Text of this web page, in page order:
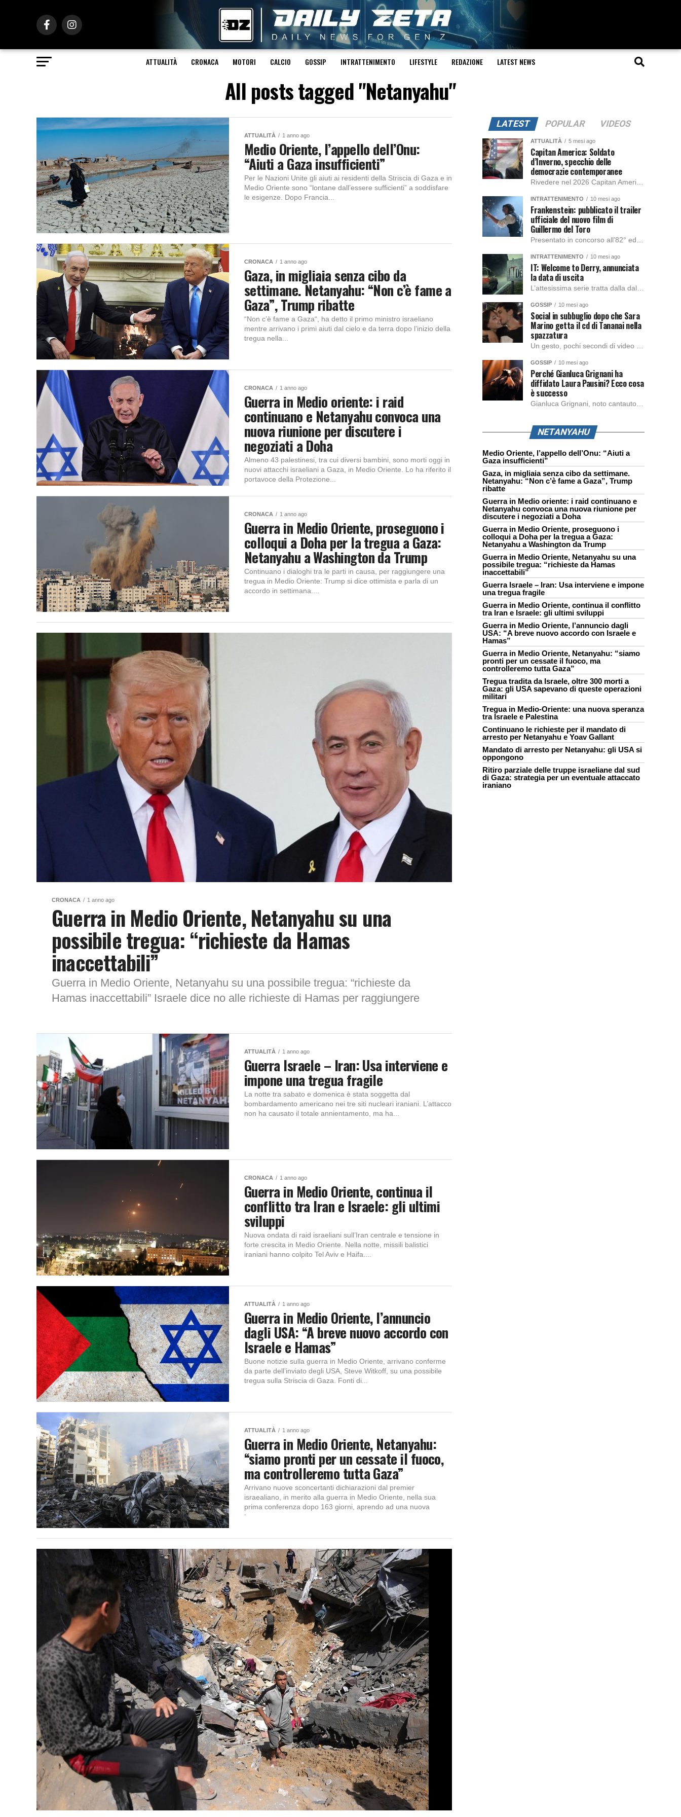
ATTUALITÀ CRONACA MOTORI CALCIO GOSSIP INTRATTENIMENTO LIFESTYLE REDAZIONE LATEST NEWS
All posts tagged "Netanyahu"
ATTUALITÀ 1 anno ago
Medio Oriente, l’appello dell’Onu:
“Aiuti a Gaza insufficienti”
Per le Nazioni Unite gli aiuti ai residenti della Striscia di Gaza e in
Medio Oriente sono “lontane dall’essere sufficienti” a soddisfare
le esigenze. Dopo Francia...
CRONACA 1 anno ago
Gaza, in migliaia senza cibo da
settimane. Netanyahu: “Non c’è fame a
Gaza”, Trump ribatte
“Non c’è fame a Gaza“, ha detto il primo ministro israeliano
mentre arrivano i primi aiuti dal cielo e da terra dopo l’inizio della
tregua nella...
CRONACA 1 anno ago
Guerra in Medio oriente: i raid
continuano e Netanyahu convoca una
nuova riunione per discutere i
negoziati a Doha
Almeno 43 palestinesi, tra cui diversi bambini, sono morti oggi in
nuovi attacchi israeliani a Gaza, in Medio Oriente. Lo ha riferito il
portavoce della Protezione...
CRONACA 1 anno ago
Guerra in Medio Oriente, proseguono i
colloqui a Doha per la tregua a Gaza:
Netanyahu a Washington da Trump
Continuano i dialoghi tra le parti in causa, per raggiungere una
tregua in Medio Oriente: Trump si dice ottimista e parla di un
accordo in settimana....
CRONACA 1 anno ago
Guerra in Medio Oriente, Netanyahu su una
possibile tregua: “richieste da Hamas
inaccettabili”
Guerra in Medio Oriente, Netanyahu su una possibile tregua: “richieste da
Hamas inaccettabili” Israele dice no alle richieste di Hamas per raggiungere
ATTUALITÀ 1 anno ago
Guerra Israele – Iran: Usa interviene e
impone una tregua fragile
La notte tra sabato e domenica è stata soggetta dal
bombardamento americano nei tre siti nucleari iraniani. L’attacco
non ha causato il totale annientamento, ma ha...
CRONACA 1 anno ago
Guerra in Medio Oriente, continua il
conflitto tra Iran e Israele: gli ultimi
sviluppi
Nuova ondata di raid israeliani sull’Iran centrale e tensione in
forte crescita in Medio Oriente. Nella notte, missili balistici
iraniani hanno colpito Tel Aviv e Haifa....
ATTUALITÀ 1 anno ago
Guerra in Medio Oriente, l’annuncio
dagli USA: “A breve nuovo accordo con
Israele e Hamas”
Buone notizie sulla guerra in Medio Oriente, arrivano conferme
da parte dell’inviato degli USA, Steve Witkoff, su una possibile
tregua sulla Striscia di Gaza. Fonti di...
ATTUALITÀ 1 anno ago
Guerra in Medio Oriente, Netanyahu:
“siamo pronti per un cessate il fuoco,
ma controlleremo tutta Gaza”
Arrivano nuove sconcertanti dichiarazioni dal premier
israealiano, in merito alla guerra in Medio Oriente, nella sua
prima conferenza dopo 163 giorni, aprendo ad una nuova
tregua...
LATEST POPULAR VIDEOS
ATTUALITÀ 5 mesi ago
Capitan America: Soldato
d’Inverno, specchio delle
democrazie contemporanee
INTRATTENIMENTO 10 mesi ago
Frankenstein: pubblicato il trailer
ufficiale del nuovo film di
Guillermo del Toro
INTRATTENIMENTO 10 mesi ago
IT: Welcome to Derry, annunciata
la data di uscita
GOSSIP 10 mesi ago
Social in subbuglio dopo che Sara
Marino getta il cd di Tananai nella
spazzatura
GOSSIP 10 mesi ago
Perché Gianluca Grignani ha
diffidato Laura Pausini? Ecco cosa
è successo
NETANYAHU
Medio Oriente, l’appello dell’Onu: “Aiuti a
Gaza insufficienti”
Gaza, in migliaia senza cibo da settimane.
Netanyahu: “Non c’è fame a Gaza”, Trump
ribatte
Guerra in Medio oriente: i raid continuano e
Netanyahu convoca una nuova riunione per
discutere i negoziati a Doha
Guerra in Medio Oriente, proseguono i
colloqui a Doha per la tregua a Gaza:
Netanyahu a Washington da Trump
Guerra in Medio Oriente, Netanyahu su una
possibile tregua: “richieste da Hamas
inaccettabili”
Guerra Israele – Iran: Usa interviene e impone
una tregua fragile
Guerra in Medio Oriente, continua il conflitto
tra Iran e Israele: gli ultimi sviluppi
Guerra in Medio Oriente, l’annuncio dagli
USA: “A breve nuovo accordo con Israele e
Hamas”
Guerra in Medio Oriente, Netanyahu: “siamo
pronti per un cessate il fuoco, ma
controlleremo tutta Gaza”
Tregua tradita da Israele, oltre 300 morti a
Gaza: gli USA sapevano di queste operazioni
militari
Tregua in Medio-Oriente: una nuova speranza
tra Israele e Palestina
Continuano le richieste per il mandato di
arresto per Netanyahu e Yoav Gallant
Mandato di arresto per Netanyahu: gli USA si
oppongono
Ritiro parziale delle truppe israeliane dal sud
di Gaza: strategia per un eventuale attaccato
iraniano